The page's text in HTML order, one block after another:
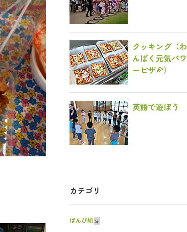
クッキング（わ
んぱく元気パワ
ーピザ🍕）
英語で遊ぼう
カテゴリ
ばんび組 59